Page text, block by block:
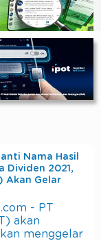
Nama Hasil
Dividen 2021,
Akan Gelar
- PT
akan
menggelar